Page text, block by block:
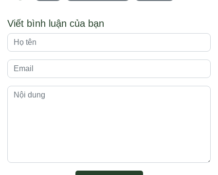
Viết bình luận của bạn